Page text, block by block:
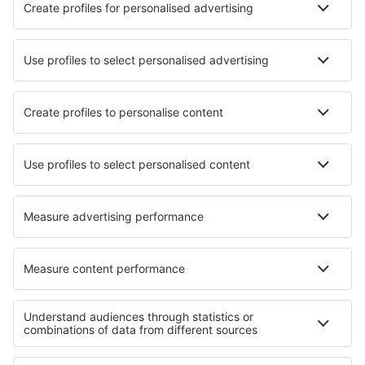
Unterkunft in Mesenich Unterkunft in Grigny
Unterkunft in Salisbury Unterkunft in Reeuwijk
Die besten Unterkünfte - Regionen
Unterkunft in Przemyskie Mountains
Unterkunft in Nationalpark Biebrza
Unterkunft in Nationalpark Bory Tucholskie
Unterkunft in Tortuguero National Park
Unterkunft auf Martinique